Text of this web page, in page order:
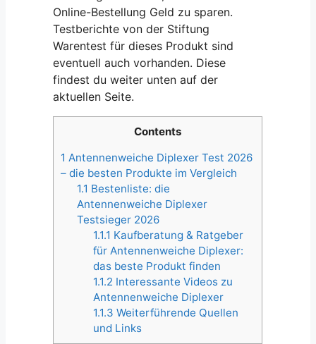
Online-Bestellung Geld zu sparen.
Testberichte von der Stiftung
Warentest für dieses Produkt sind
eventuell auch vorhanden. Diese
findest du weiter unten auf der
aktuellen Seite.
Contents
1 Antennenweiche Diplexer Test 2026
– die besten Produkte im Vergleich
1.1 Bestenliste: die
Antennenweiche Diplexer
Testsieger 2026
1.1.1 Kaufberatung & Ratgeber
für Antennenweiche Diplexer:
das beste Produkt finden
1.1.2 Interessante Videos zu
Antennenweiche Diplexer
1.1.3 Weiterführende Quellen
und Links